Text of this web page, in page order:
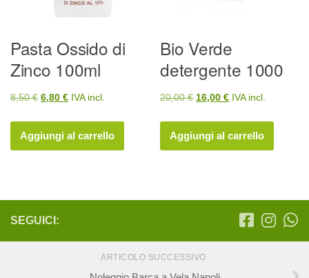
Pasta Ossido di
Zinco 100ml
8,50€ Il
originale
era:
6,80 €Il
attuale
è:
IVA incl.
Aggiungi al carrello
Bio Verde
detergente 1000
20,00€ Il
originale
era:
16,00€Il
attuale
è:
IVA incl.
Aggiungi al carrello
SEGUICI:
ARTICOLO SUCCESSIVO